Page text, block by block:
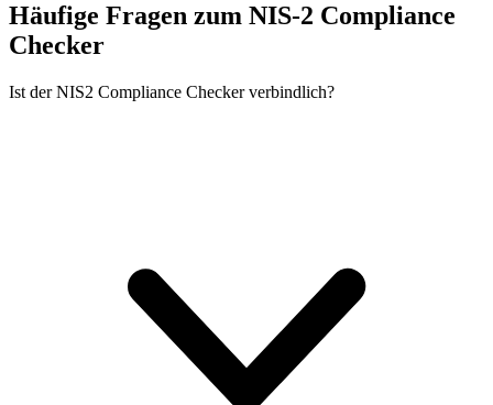
Häufige Fragen zum NIS-2 Compliance
Checker
Ist der NIS2 Compliance Checker verbindlich?